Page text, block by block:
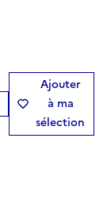
Ajouter
à ma
sélection